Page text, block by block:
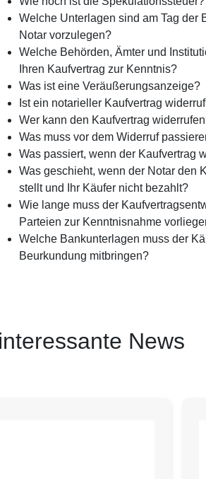
Welche Unterlagen sind am Tag der
Notar vorzulegen?
Welche Behörden, Ämter und
Ihren Kaufvertrag zur Kenntnis?
Was ist eine Veräußerungsanzeige?
Ist ein notarieller Kaufvertrag
Wer kann den Kaufvertrag
Was muss vor dem Widerruf
Was passiert, wenn der Kaufvertrag
Was geschieht, wenn der Notar den
stellt und Ihr Käufer nicht bezahlt?
Wie lange muss der
Parteien zur Kenntnisnahme
Welche Bankunterlagen muss der
Beurkundung mitbringen?
News